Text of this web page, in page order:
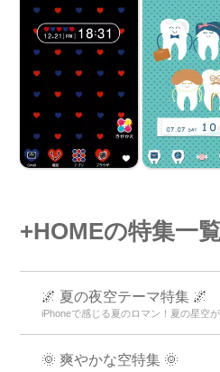
+HOMEの特集一
🌌 夏の夜空テーマ特集 🌌
iPhoneで感じる夏のロマン！夏の星空
🌞 爽やかな空特集 🌞